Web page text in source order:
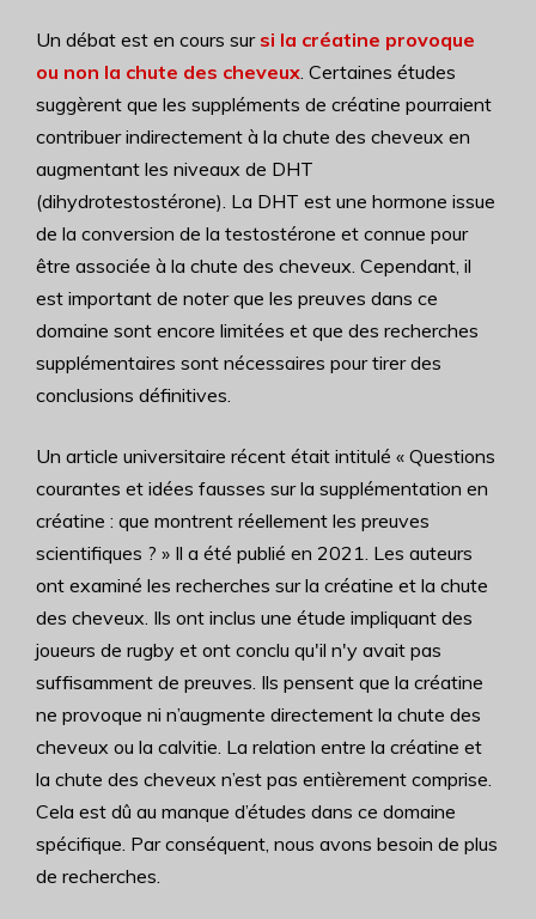
Un débat est en cours sur si la créatine provoque
ou non la chute des cheveux . Certaines études
suggèrent que les suppléments de créatine pourraient
contribuer indirectement à la chute des cheveux en
augmentant les niveaux de DHT
(dihydrotestostérone). La DHT est une hormone issue
de la conversion de la testostérone et connue pour
être associée à la chute des cheveux. Cependant, il
est important de noter que les preuves dans ce
domaine sont encore limitées et que des recherches
supplémentaires sont nécessaires pour tirer des
conclusions définitives.
Un article universitaire récent était intitulé « Questions
courantes et idées fausses sur la supplémentation en
créatine : que montrent réellement les preuves
scientifiques ? » Il a été publié en 2021. Les auteurs
ont examiné les recherches sur la créatine et la chute
des cheveux. Ils ont inclus une étude impliquant des
joueurs de rugby et ont conclu qu'il n'y avait pas
suffisamment de preuves. Ils pensent que la créatine
ne provoque ni n’augmente directement la chute des
cheveux ou la calvitie. La relation entre la créatine et
la chute des cheveux n’est pas entièrement comprise.
Cela est dû au manque d’études dans ce domaine
spécifique. Par conséquent, nous avons besoin de plus
de recherches.